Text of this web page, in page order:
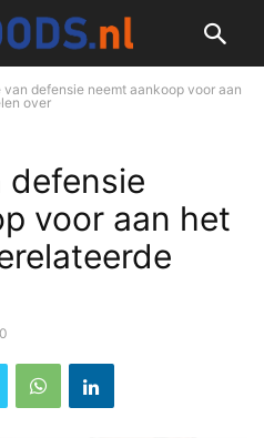
van defensie neemt aankoop voor aan
over
defensie
voor aan het